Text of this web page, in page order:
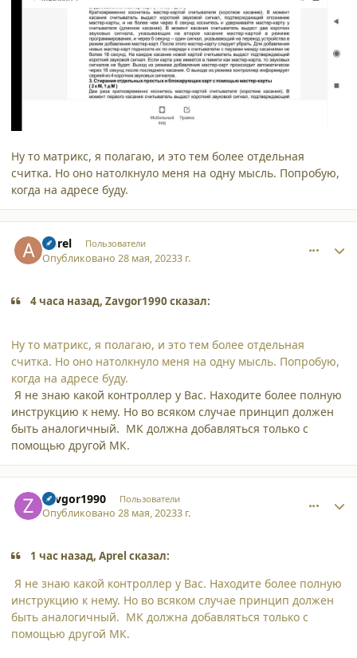
Ну то матрикс, я полагаю, и это тем более отдельная
считка. Но оно натолкнуло меня на одну мысль. Попробую,
когда на адресе буду.
Aprel Пользователи
Опубликовано28 мая, 20233 г.
4 часа назад, Zavgor1990 сказал:
Ну то матрикс, я полагаю, и это тем более отдельная
считка. Но оно натолкнуло меня на одну мысль. Попробую,
когда на адресе буду.
Я не знаю какой контроллер у Вас. Находите более полную
инструкцию к нему. Но во всяком случае принцип должен
быть аналогичный. МК должна добавляться только с
помощью другой МК.
Zavgor1990 Пользователи
Опубликовано28 мая, 20233 г.
1 час назад, Aprel сказал:
Я не знаю какой контроллер у Вас. Находите более полную
инструкцию к нему. Но во всяком случае принцип должен
быть аналогичный. МК должна добавляться только с
помощью другой МК.